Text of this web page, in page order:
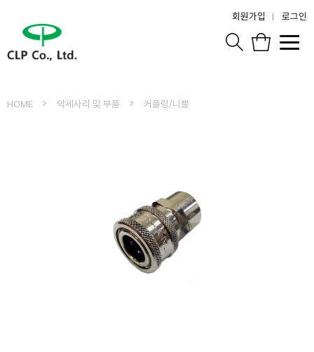
회원가입 로그인
HOME 악세사리 및 부품 커플링/니쁠